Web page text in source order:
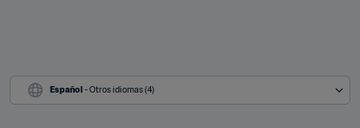
Español - Otros idiomas (4)